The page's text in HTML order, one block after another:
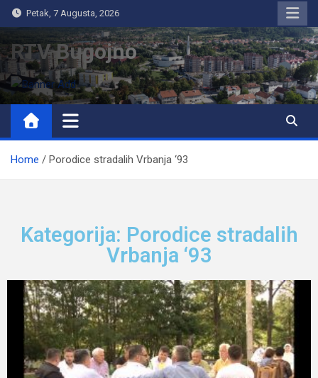
Petak, 7 Augusta, 2026
RTV Bugojno
Home Porodice stradalih Vrbanja ‘93
Kategorija: Porodice stradalih
Vrbanja ‘93